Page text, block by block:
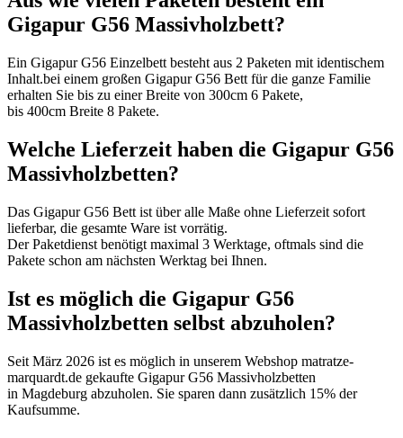
Gigapur G56 Massivholzbett?
Ein Gigapur G56 Einzelbett besteht aus 2 Paketen mit identischem
Inhalt.bei einem großen Gigapur G56 Bett für die ganze Familie
erhalten Sie bis zu einer Breite von 300cm 6 Pakete,
bis 400cm Breite 8 Pakete.
Welche Lieferzeit haben die Gigapur G56
Massivholzbetten?
Das Gigapur G56 Bett ist über alle Maße ohne Lieferzeit sofort
lieferbar, die gesamte Ware ist vorrätig.
Der Paketdienst benötigt maximal 3 Werktage, oftmals sind die
Pakete schon am nächsten Werktag bei Ihnen.
Ist es möglich die Gigapur G56
Massivholzbetten selbst abzuholen?
Seit März 2026 ist es möglich in unserem Webshop matratze-
marquardt.de gekaufte Gigapur G56 Massivholzbetten
in Magdeburg abzuholen. Sie sparen dann zusätzlich 15% der
Kaufsumme.